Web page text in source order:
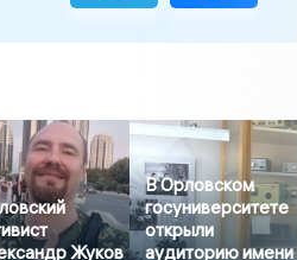
Жуков
В Орловском
госуниверситете
открыли
аудиторию имени